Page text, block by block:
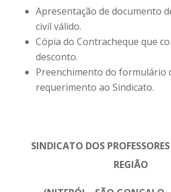
Apresentação de documento
civil válido.
Cópia do Contracheque que
desconto.
Preenchimento do formulário
requerimento ao Sindicato.
SINDICATO DOS
REGIÃO